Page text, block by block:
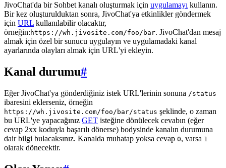
JivoChat'da bir Sohbet kanalı oluşturmak için uygulamayı kullanın.
Bir kez oluşturulduktan sonra, JivoChat'ya etkinlikler göndermek
için URL kullanılabilir olacaktır,
örneğin: https://wh.jivosite.com/foo/bar. JivoChat'dan mesaj
almak için özel bir sunucu uygulayın ve uygulamadaki kanal
ayarlarında olayları almak için URL'yi ekleyin.
Kanal durumu#
Eğer JivoChat'ya gönderdiğiniz istek URL'lerinin sonuna /status
ibaresini eklerseniz, örneğin
https://wh.jivosite.com/foo/bar/status şeklinde, o zaman
bu URL'ye yapacağınız GET isteğine dönülecek cevabın (eğer
cevap 2xx koduyla başarılı dönerse) bodysinde kanalın durumuna
dair bilgi bulacaksınız. Kanalda muhatap yoksa cevap 0, varsa 1
olarak dönecektir.